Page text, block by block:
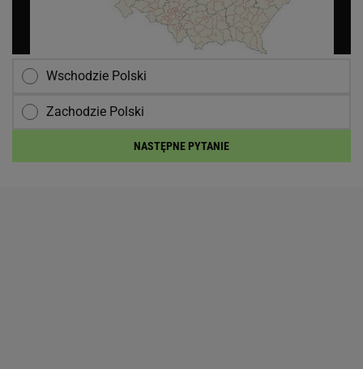
Wschodzie Polski
Zachodzie Polski
NASTĘPNE PYTANIE